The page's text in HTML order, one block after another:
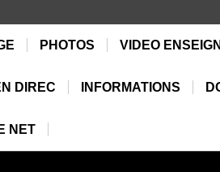
PHOTOS VIDEO
DIREC INFORMATIONS
NET